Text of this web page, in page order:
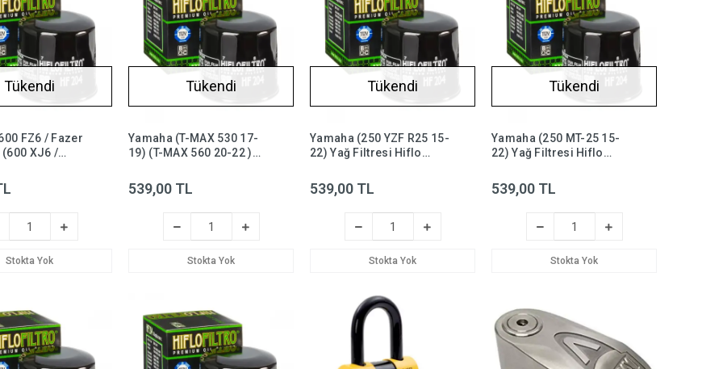
Tükendi
FZ6 / Fazer
XJ6 /
HF204
Stokta Yok
Tükendi
Yamaha (T-MAX 530 17-
19) (T-MAX 560 20-22 )
tmax
539,00 TL
Stokta Yok
Tükendi
Yamaha (250 YZF R25 15-
22) Yağ Filtresi Hiflo
539,00 TL
Stokta Yok
Tükendi
Yamaha (250 MT-25 15-
22) Yağ Filtresi Hiflo
539,00 TL
Stokta Yok